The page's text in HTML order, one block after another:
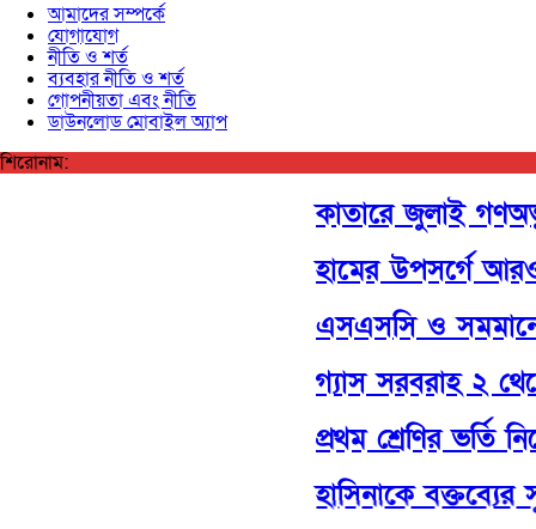
আমাদের সম্পর্কে
যোগাযোগ
নীতি ও শর্ত
ব্যবহার নীতি ও শর্ত
গোপনীয়তা এবং নীতি
ডাউনলোড মোবাইল অ্যাপ
শিরোনাম:
কাতারে জুলাই
হামের উপসর্গে
এসএসসি ও
গ্যাস সরবরাহ ২
প্রথম শ্রেণির ভর্তি
হাসিনাকে বক্তব্যের